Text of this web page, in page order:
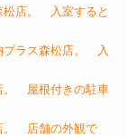
松店。 入室すると
プラス森松店。 入
。 屋根付きの駐車
。 店舗の外観で